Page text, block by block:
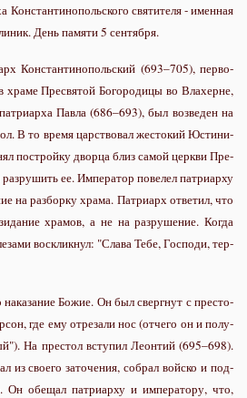
Константинопольского святителя - именная
День памяти 5 сентября.
Кон­стан­ти­но­поль­ский (693–705), пер­во­
хра­ме Пре­свя­той Бо­го­ро­ди­цы во Влахерне,
Пав­ла (686–693), был воз­ве­ден на
В то вре­мя цар­ство­вал же­сто­кий Юс­ти­ни­
по­строй­ку двор­ца близ са­мой церк­ви Пре­
ее. Им­пе­ра­тор по­ве­лел пат­ри­ар­ху
на раз­бор­ку хра­ма. Пат­ри­арх от­ве­тил, что
хра­мов, а не на раз­ру­ше­ние. Ко­гда
вос­клик­нул: "Сла­ва Те­бе, Гос­по­ди, тер­
Бо­жие. Он был сверг­нут с пре­сто­
где ему от­ре­за­ли нос (от­че­го он и по­лу­
На пре­стол всту­пил Леон­тий (695–698).
из сво­е­го за­то­че­ния, со­брал вой­ско и под­
Он обе­щал пат­ри­ар­ху и им­пе­ра­то­ру, что,